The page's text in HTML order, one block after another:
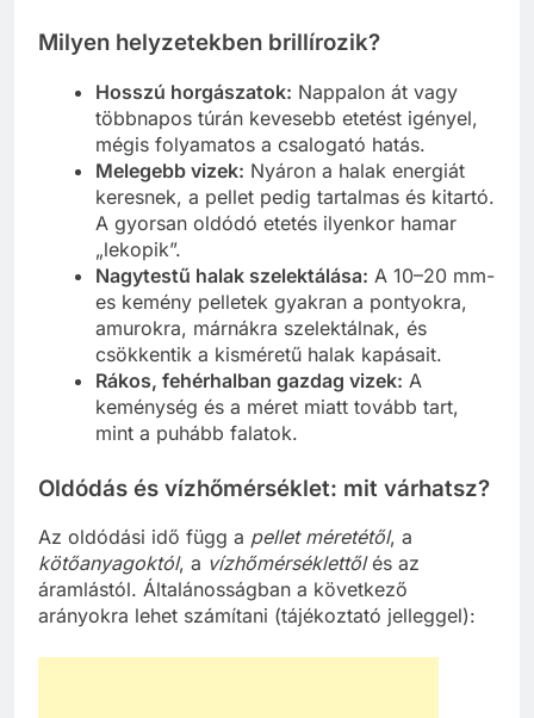
Milyen helyzetekben brillírozik?
Hosszú horgászatok: Nappalon át vagy
többnapos túrán kevesebb etetést igényel,
mégis folyamatos a csalogató hatás.
Melegebb vizek: Nyáron a halak energiát
keresnek, a pellet pedig tartalmas és kitartó.
A gyorsan oldódó etetés ilyenkor hamar
„lekopik”.
Nagytestű halak szelektálása: A 10–20 mm-
es kemény pelletek gyakran a pontyokra,
amurokra, márnákra szelektálnak, és
csökkentik a kisméretű halak kapásait.
Rákos, fehérhalban gazdag vizek: A
keménység és a méret miatt tovább tart,
mint a puhább falatok.
Oldódás és vízhőmérséklet: mit várhatsz?
Az oldódási idő függ a pellet méretétől, a
kötőanyagoktól, a vízhőmérséklettőlés az
áramlástól. Általánosságban a következő
arányokra lehet számítani (tájékoztató jelleggel):